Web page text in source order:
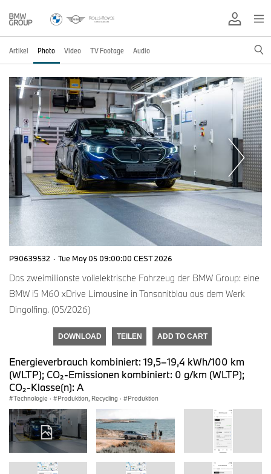
Artikel Photo Video TV Footage Audio
P90639532 · Tue May 05 09:00:00 CEST 2026
Das zweimillionste vollelektrische Fahrzeug der BMW Group: eine
BMW i5 M60 xDrive Limousine in Tansanitblau aus dem Werk
Dingolfing. (05/2026)
DOWNLOAD TEILEN ADD TO CART
Energieverbrauch kombiniert: 19,5–19,4 kWh/100 km
(WLTP); CO₂-Emissionen kombiniert: 0 g/km (WLTP);
CO₂-Klasse(n): A
Technologie · Produktion, Recycling · Produktion